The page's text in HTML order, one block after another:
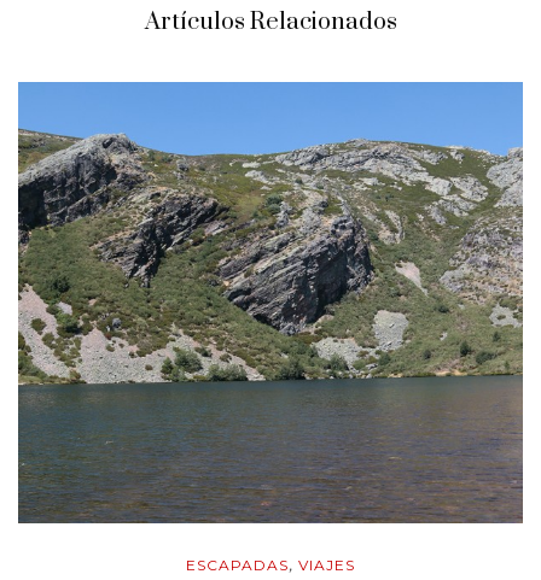
Artículos Relacionados
ESCAPADAS, VIAJES